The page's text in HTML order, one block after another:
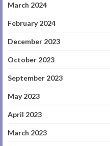
March 2024
February 2024
December 2023
October 2023
September 2023
May 2023
April 2023
March 2023